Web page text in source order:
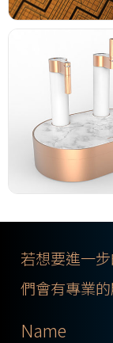
若想要進一
們會有專業
Name